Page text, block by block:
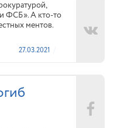
ФСБ». А кто-то
ментов.
27.03.2021